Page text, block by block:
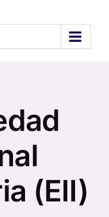
(EII)